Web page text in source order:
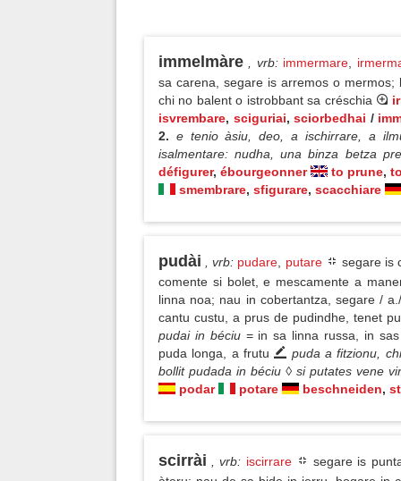
immelmàre , vrb: immermare
sa carena, segare is arremos o
chi no balent o istrobbant sa créschia
isvrembare, sciguriai, sciorbedhai /
2. e tenio àsiu, deo, a ischirrare, a
isalmentare: nudha, una binza betza
défigurer, ébourgeonner to prune,
smembrare, sfigurare, scacchiare
pudài , vrb: pudare putare
segare is
comente si bolet, e mescamente a
linna noa; nau in cobertantza, segare /
cantu custu, a prus de pudindhe, tenet
pudai in béciu = in sa linna russa, in
puda longa, a frutu
puda a fitzionu,
bollit pudada in béciu ◊ si putates vene
podar
potare beschneiden,
scirrài , vrb: iscirrare
segare is